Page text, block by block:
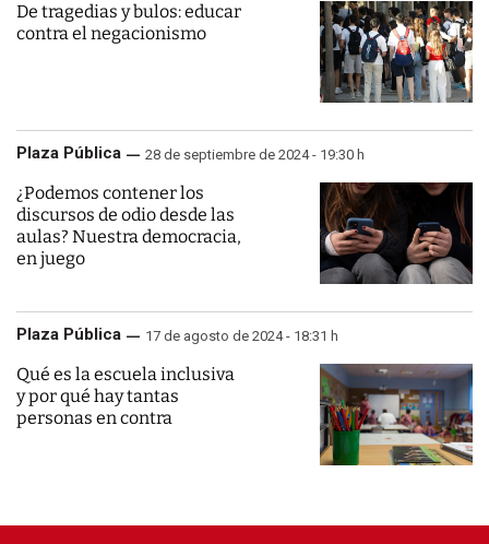
De tragedias y bulos: educar
contra el negacionismo
Plaza Pública 28 de septiembre de 2024 - 19:30 h
¿Podemos contener los
discursos de odio desde las
aulas? Nuestra democracia,
en juego
Plaza Pública 17 de agosto de 2024 - 18:31 h
Qué es la escuela inclusiva
y por qué hay tantas
personas en contra